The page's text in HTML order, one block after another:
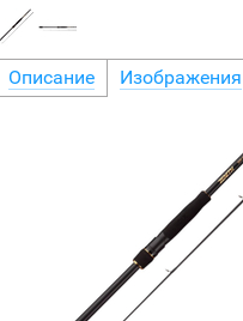
Описание Изображения